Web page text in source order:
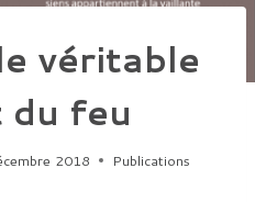
véritable
du feu
2018 Publications